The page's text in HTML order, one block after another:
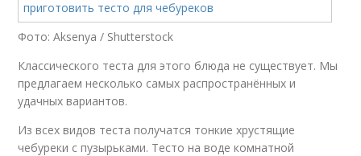
Фото: Aksenya / Shutterstock
Классического теста для этого блюда не существует. Мы
предлагаем несколько самых распространённых и
удачных вариантов.
Из всех видов теста получатся тонкие хрустящие
чебуреки с пузырьками. Тесто на воде комнатной